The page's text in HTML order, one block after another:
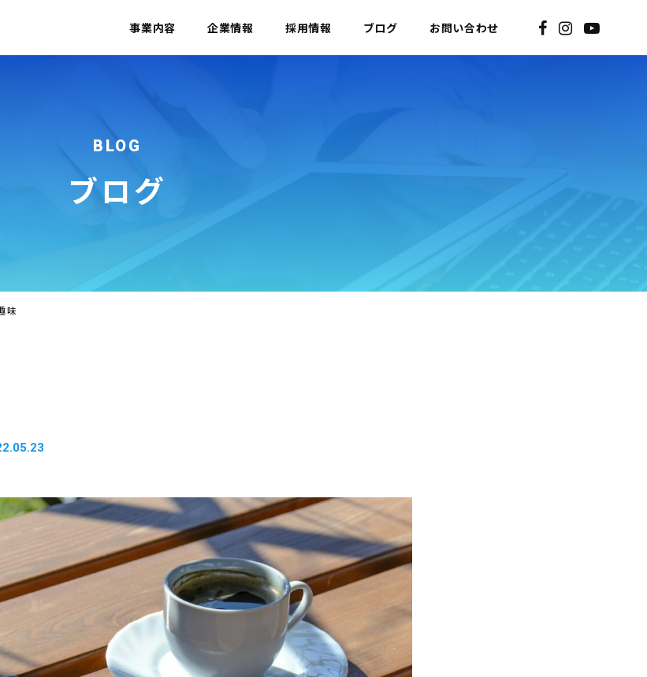
事業内容 企業情報 採用情報 ブログ お問い合わせ
BLOG
ブログ
味